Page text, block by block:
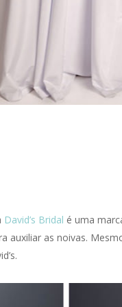
David’s Bridal é uma
auxiliar as noivas.